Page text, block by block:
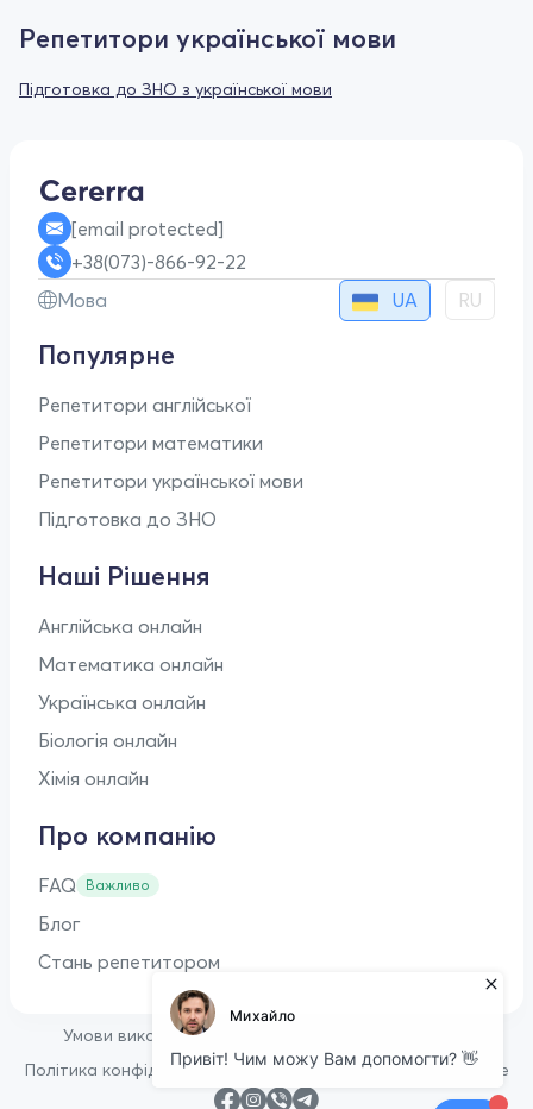
Репетитори української мови
Підготовка до ЗНО з української мови
[email protected]
+38(073)-866-92-22
Мова
UA RU
Популярне
Репетитори англійської
Репетитори математики
Репетитори української мови
Підготовка до ЗНО
Наші Рішення
Англійська онлайн
Математика онлайн
Українська онлайн
Біологія онлайн
Хімія онлайн
Про компанію
FAQ Важливо
Блог
Стань репетитором
Умови використання
Політика конфіденційності • Політика щодо файлів cookie